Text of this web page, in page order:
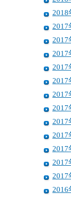
2018
2017
2017
2017
2017
2017
2017
2017
2017
2017
2017
2017
2017
2016